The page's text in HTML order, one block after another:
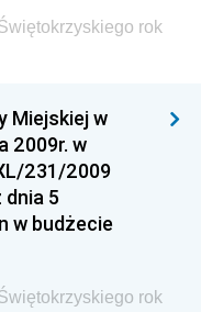
Inwestycji i
i Polityki
Państwowych
i Głównego
rok
Miejskiej w
2009r. w
231/2009
dnia 5
w budżecie
rok